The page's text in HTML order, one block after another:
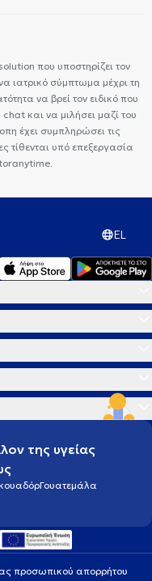
που υποστηρίζει τον
ιατρικό σύμπτωμα μέχρι τη
να βρεί τον ειδικό που
και να μιλήσει μαζί του
έχει συμπληρώσει τις
τίθενται υπό επεξεργασία
EL
της υγείας
Γουατεμάλα
προσωπικού απορρήτου